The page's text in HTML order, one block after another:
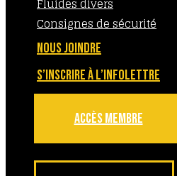
Fluides divers
Consignes de sécurité
NOUS JOINDRE
S’INSCRIRE À L’INFOLETTRE
ACCÈS MEMBRE